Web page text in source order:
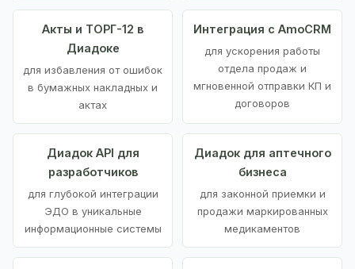
Акты и ТОРГ-12 в
Диадоке
для избавления от ошибок
в бумажных накладных и
актах
Интеграция с AmoCRM
для ускорения работы
отдела продаж и
мгновенной отправки КП и
договоров
Диадок API для
разработчиков
для глубокой интеграции
ЭДО в уникальные
информационные системы
Диадок для аптечного
бизнеса
для законной приемки и
продажи маркированных
медикаментов